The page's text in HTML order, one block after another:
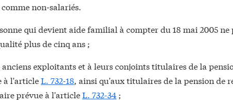
non-salariés.
qui devient aide familial à compter du 18 mai 2005 ne
plus de cinq ans ;
anciens exploitants et à leurs conjoints titulaires de la
à l'articleL. 732-18, ainsi qu'aux titulaires de la pension de
prévue à l'articleL. 732-34 ;